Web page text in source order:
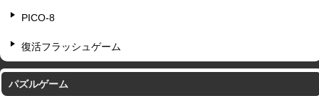
PICO-8
復活フラッシュゲーム
パズルゲーム